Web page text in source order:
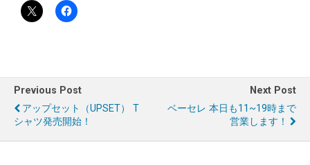
Previous Post
アップセット（UPSET） T
シャツ発売開始！
Next Post
ベーセレ 本日も11~19時まで
営業します！